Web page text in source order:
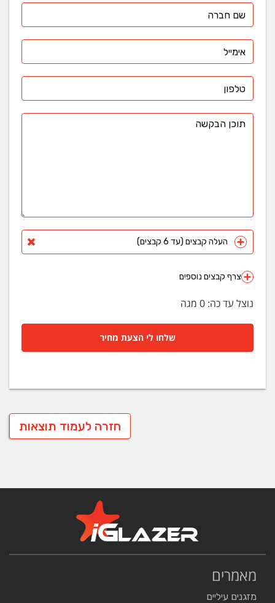
העלה קבצים (עד 6 קבצים)
צרף קבצים נוספים
נוצל עד כה: 0 מגה
שלחו לי הצעת מחיר
חזרה לעמוד תוצאות
מאמרים
מזגנים עיליים